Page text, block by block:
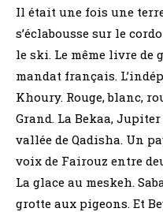
Il était une fois une
s’éclabousse sur le
le ski. Le même livre de
mandat français.
Khoury. Rouge, blanc,
Grand. La Bekaa,
vallée de Qadisha. Un
voix de Fairouz entre
La glace au meskeh.
grotte aux pigeons. Et